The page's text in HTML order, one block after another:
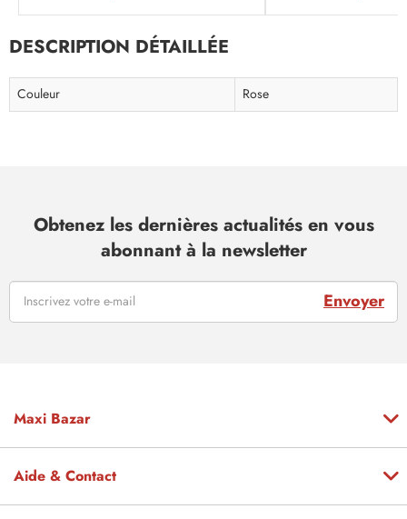
DESCRIPTION DÉTAILLÉE
Couleur Rose
Obtenez les dernières actualités en vous
abonnant à la newsletter
Envoyer
Maxi Bazar
Aide & Contact